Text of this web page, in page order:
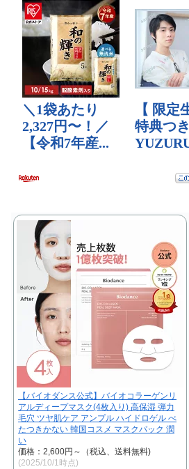
【バイオダンス公式】バイオコラーゲンリ
アルディープマスク(4枚入り) 高保湿 弾力
毛穴 ツヤ肌ケア アンプル ハイドロゲル べ
たつきかない 韓国コスメ マスクパック 潤
い
価格：2,600円～（税込、送料無料)
(2025/10/1時点)